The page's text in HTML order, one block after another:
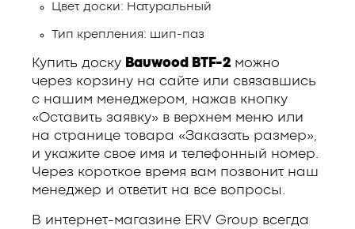
Цвет доски: Натуральный
Тип крепления: шип-паз
Купить доску Bauwood BTF-2 можно
через корзину на сайте или связавшись
с нашим менеджером, нажав кнопку
«Оставить заявку» в верхнем меню или
на странице товара «Заказать размер»,
и укажите свое имя и телефонный номер.
Через короткое время вам позвонит наш
менеджер и ответит на все вопросы.
В интернет-магазине ERV Group всегда